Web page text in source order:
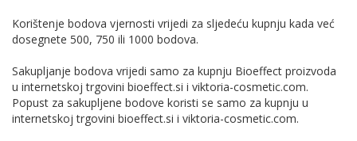
Korištenje bodova vjernosti vrijedi za sljedeću kupnju kada već
dosegnete 500, 750 ili 1000 bodova.
Sakupljanje bodova vrijedi samo za kupnju Bioeffect proizvoda
u internetskoj trgovini bioeffect.si i viktoria-cosmetic.com.
Popust za sakupljene bodove koristi se samo za kupnju u
internetskoj trgovini bioeffect.si i viktoria-cosmetic.com.